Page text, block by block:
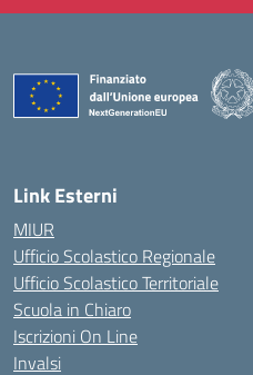
Link Esterni
MIUR
Ufficio Scolastico Regionale
Ufficio Scolastico Territoriale
Scuola in Chiaro
Iscrizioni On Line
Invalsi